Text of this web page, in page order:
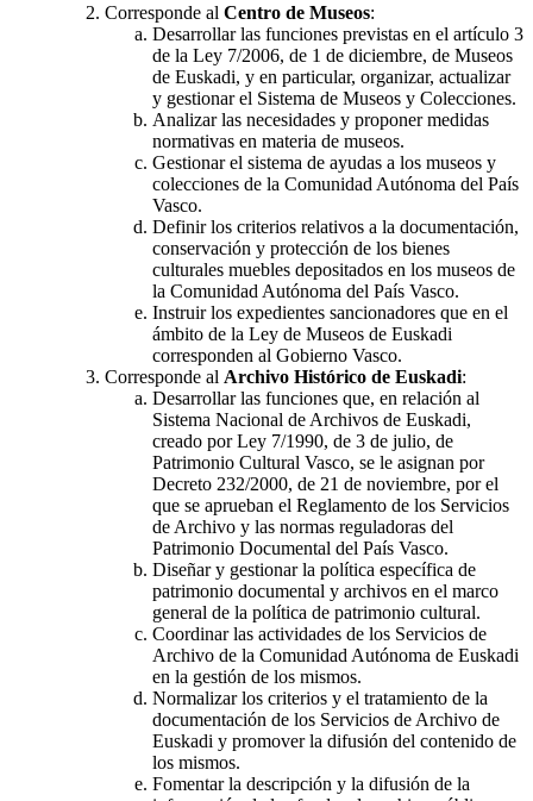
Corresponde al Centro de Museos:
Desarrollar las funciones previstas en el artículo 3
de la Ley 7/2006, de 1 de diciembre, de Museos
de Euskadi, y en particular, organizar, actualizar
y gestionar el Sistema de Museos y Colecciones.
Analizar las necesidades y proponer medidas
normativas en materia de museos.
Gestionar el sistema de ayudas a los museos y
colecciones de la Comunidad Autónoma del País
Vasco.
Definir los criterios relativos a la documentación,
conservación y protección de los bienes
culturales muebles depositados en los museos de
la Comunidad Autónoma del País Vasco.
Instruir los expedientes sancionadores que en el
ámbito de la Ley de Museos de Euskadi
corresponden al Gobierno Vasco.
Corresponde al Archivo Histórico de Euskadi:
Desarrollar las funciones que, en relación al
Sistema Nacional de Archivos de Euskadi,
creado por Ley 7/1990, de 3 de julio, de
Patrimonio Cultural Vasco, se le asignan por
Decreto 232/2000, de 21 de noviembre, por el
que se aprueban el Reglamento de los Servicios
de Archivo y las normas reguladoras del
Patrimonio Documental del País Vasco.
Diseñar y gestionar la política específica de
patrimonio documental y archivos en el marco
general de la política de patrimonio cultural.
Coordinar las actividades de los Servicios de
Archivo de la Comunidad Autónoma de Euskadi
en la gestión de los mismos.
Normalizar los criterios y el tratamiento de la
documentación de los Servicios de Archivo de
Euskadi y promover la difusión del contenido de
los mismos.
Fomentar la descripción y la difusión de la